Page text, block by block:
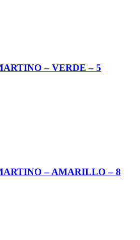
– VERDE – 5
– AMARILLO – 8